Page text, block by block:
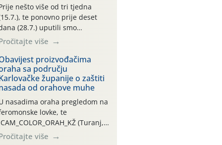
06.7.)! Na početku ovog
je zabilježeno je
i ekstremno vruće
razdoblje, uz
temperature […]
nešto više od tri tjedna
te ponovno prije deset
(28.7.) uputili smo
vlasnicima plantažnih
nasada oraha i pojedinačnih
o početku leta i
potrebi usmjerenog
orahove muhe
completa)! Već
dana traje drugi
“toplinski udar”, koji
naročito izražen zadnja šest
(31.7.-05.8.), jer najviše
zraka svakodnevno
više
proizvođačima
sa području
županije o zaštiti
od orahove muhe
nasadima oraha pregledom na
lovke, te
CAM_COLOR_ORAH_KŽ (Turanj,
zabilježena je mala
više